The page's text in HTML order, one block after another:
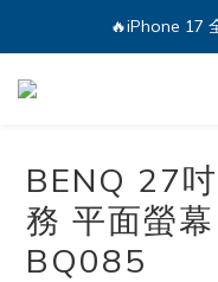
🔥iPhone 17
💕加入Q哥
🔥iPhone 17
BENQ 27
務 平面螢
BQ085